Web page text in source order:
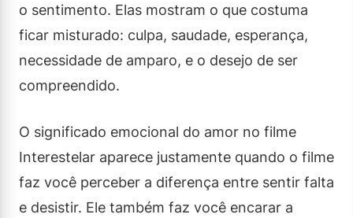
o sentimento. Elas mostram o que costuma
ficar misturado: culpa, saudade, esperança,
necessidade de amparo, e o desejo de ser
compreendido.
O significado emocional do amor no filme
Interestelar aparece justamente quando o filme
faz você perceber a diferença entre sentir falta
e desistir. Ele também faz você encarar a